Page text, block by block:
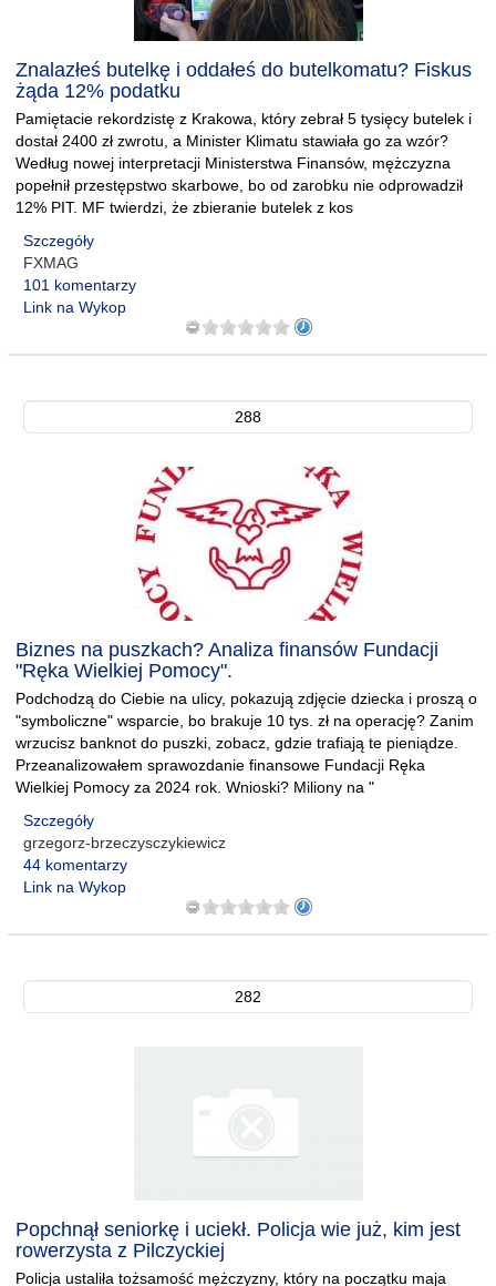
Znalazłeś butelkę i oddałeś do butelkomatu? Fiskus
żąda 12% podatku
Pamiętacie rekordzistę z Krakowa, który zebrał 5 tysięcy butelek i
dostał 2400 zł zwrotu, a Minister Klimatu stawiała go za wzór?
Według nowej interpretacji Ministerstwa Finansów, mężczyzna
popełnił przestępstwo skarbowe, bo od zarobku nie odprowadził
12% PIT. MF twierdzi, że zbieranie butelek z kos
Szczegóły
FXMAG
101 komentarzy
Link na Wykop
288
Biznes na puszkach? Analiza finansów Fundacji
"Ręka Wielkiej Pomocy".
Podchodzą do Ciebie na ulicy, pokazują zdjęcie dziecka i proszą o
"symboliczne" wsparcie, bo brakuje 10 tys. zł na operację? Zanim
wrzucisz banknot do puszki, zobacz, gdzie trafiają te pieniądze.
Przeanalizowałem sprawozdanie finansowe Fundacji Ręka
Wielkiej Pomocy za 2024 rok. Wnioski? Miliony na "
Szczegóły
grzegorz-brzeczysczykiewicz
44 komentarzy
Link na Wykop
282
Popchnął seniorkę i uciekł. Policja wie już, kim jest
rowerzysta z Pilczyckiej
Policja ustaliła tożsamość mężczyzny, który na początku maja